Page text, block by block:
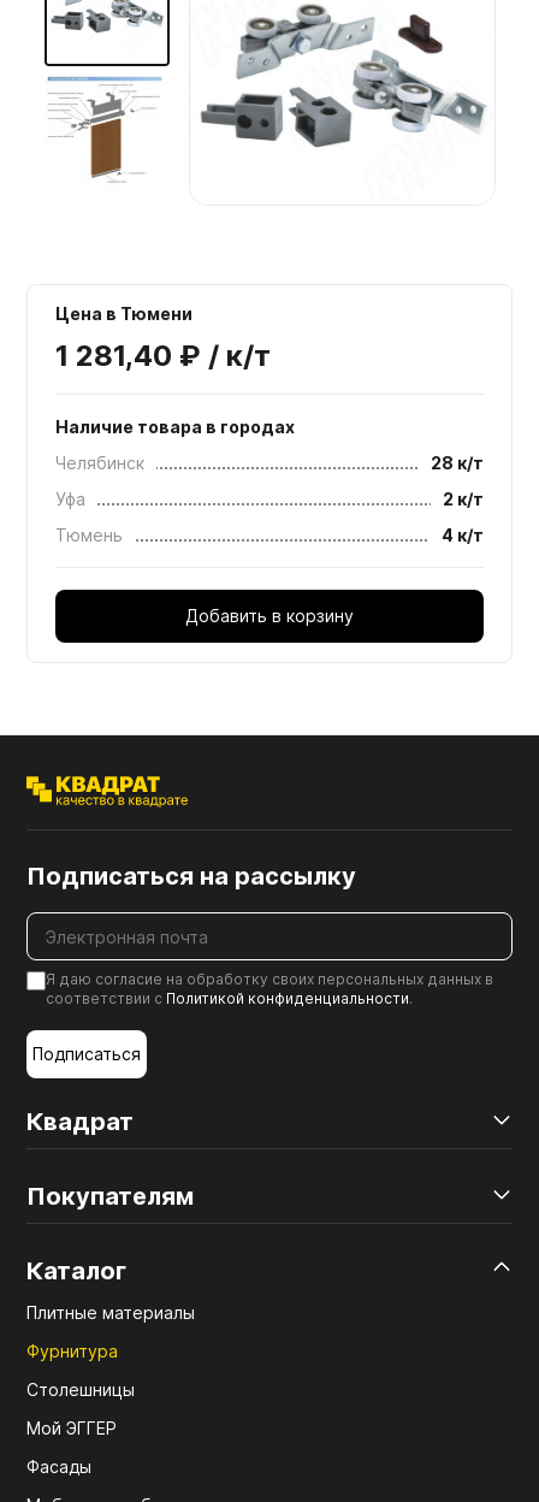
Мебельные образцы, каталоги
Цена в Тюмени
1 281,40 ₽ / к/т
Наличие товара в городах
Челябинск
28 к/т
Уфа
2 к/т
Тюмень
4 к/т
Добавить в корзину
Квадрат
Покупателям
Каталог
Плитные материалы
Фурнитура
Столешницы
Мой ЭГГЕР
Фасады
Подписаться на рассылку
Я даю согласие на обработку своих персональных данных в
соответствии с Политикой конфиденциальности.
Подписаться